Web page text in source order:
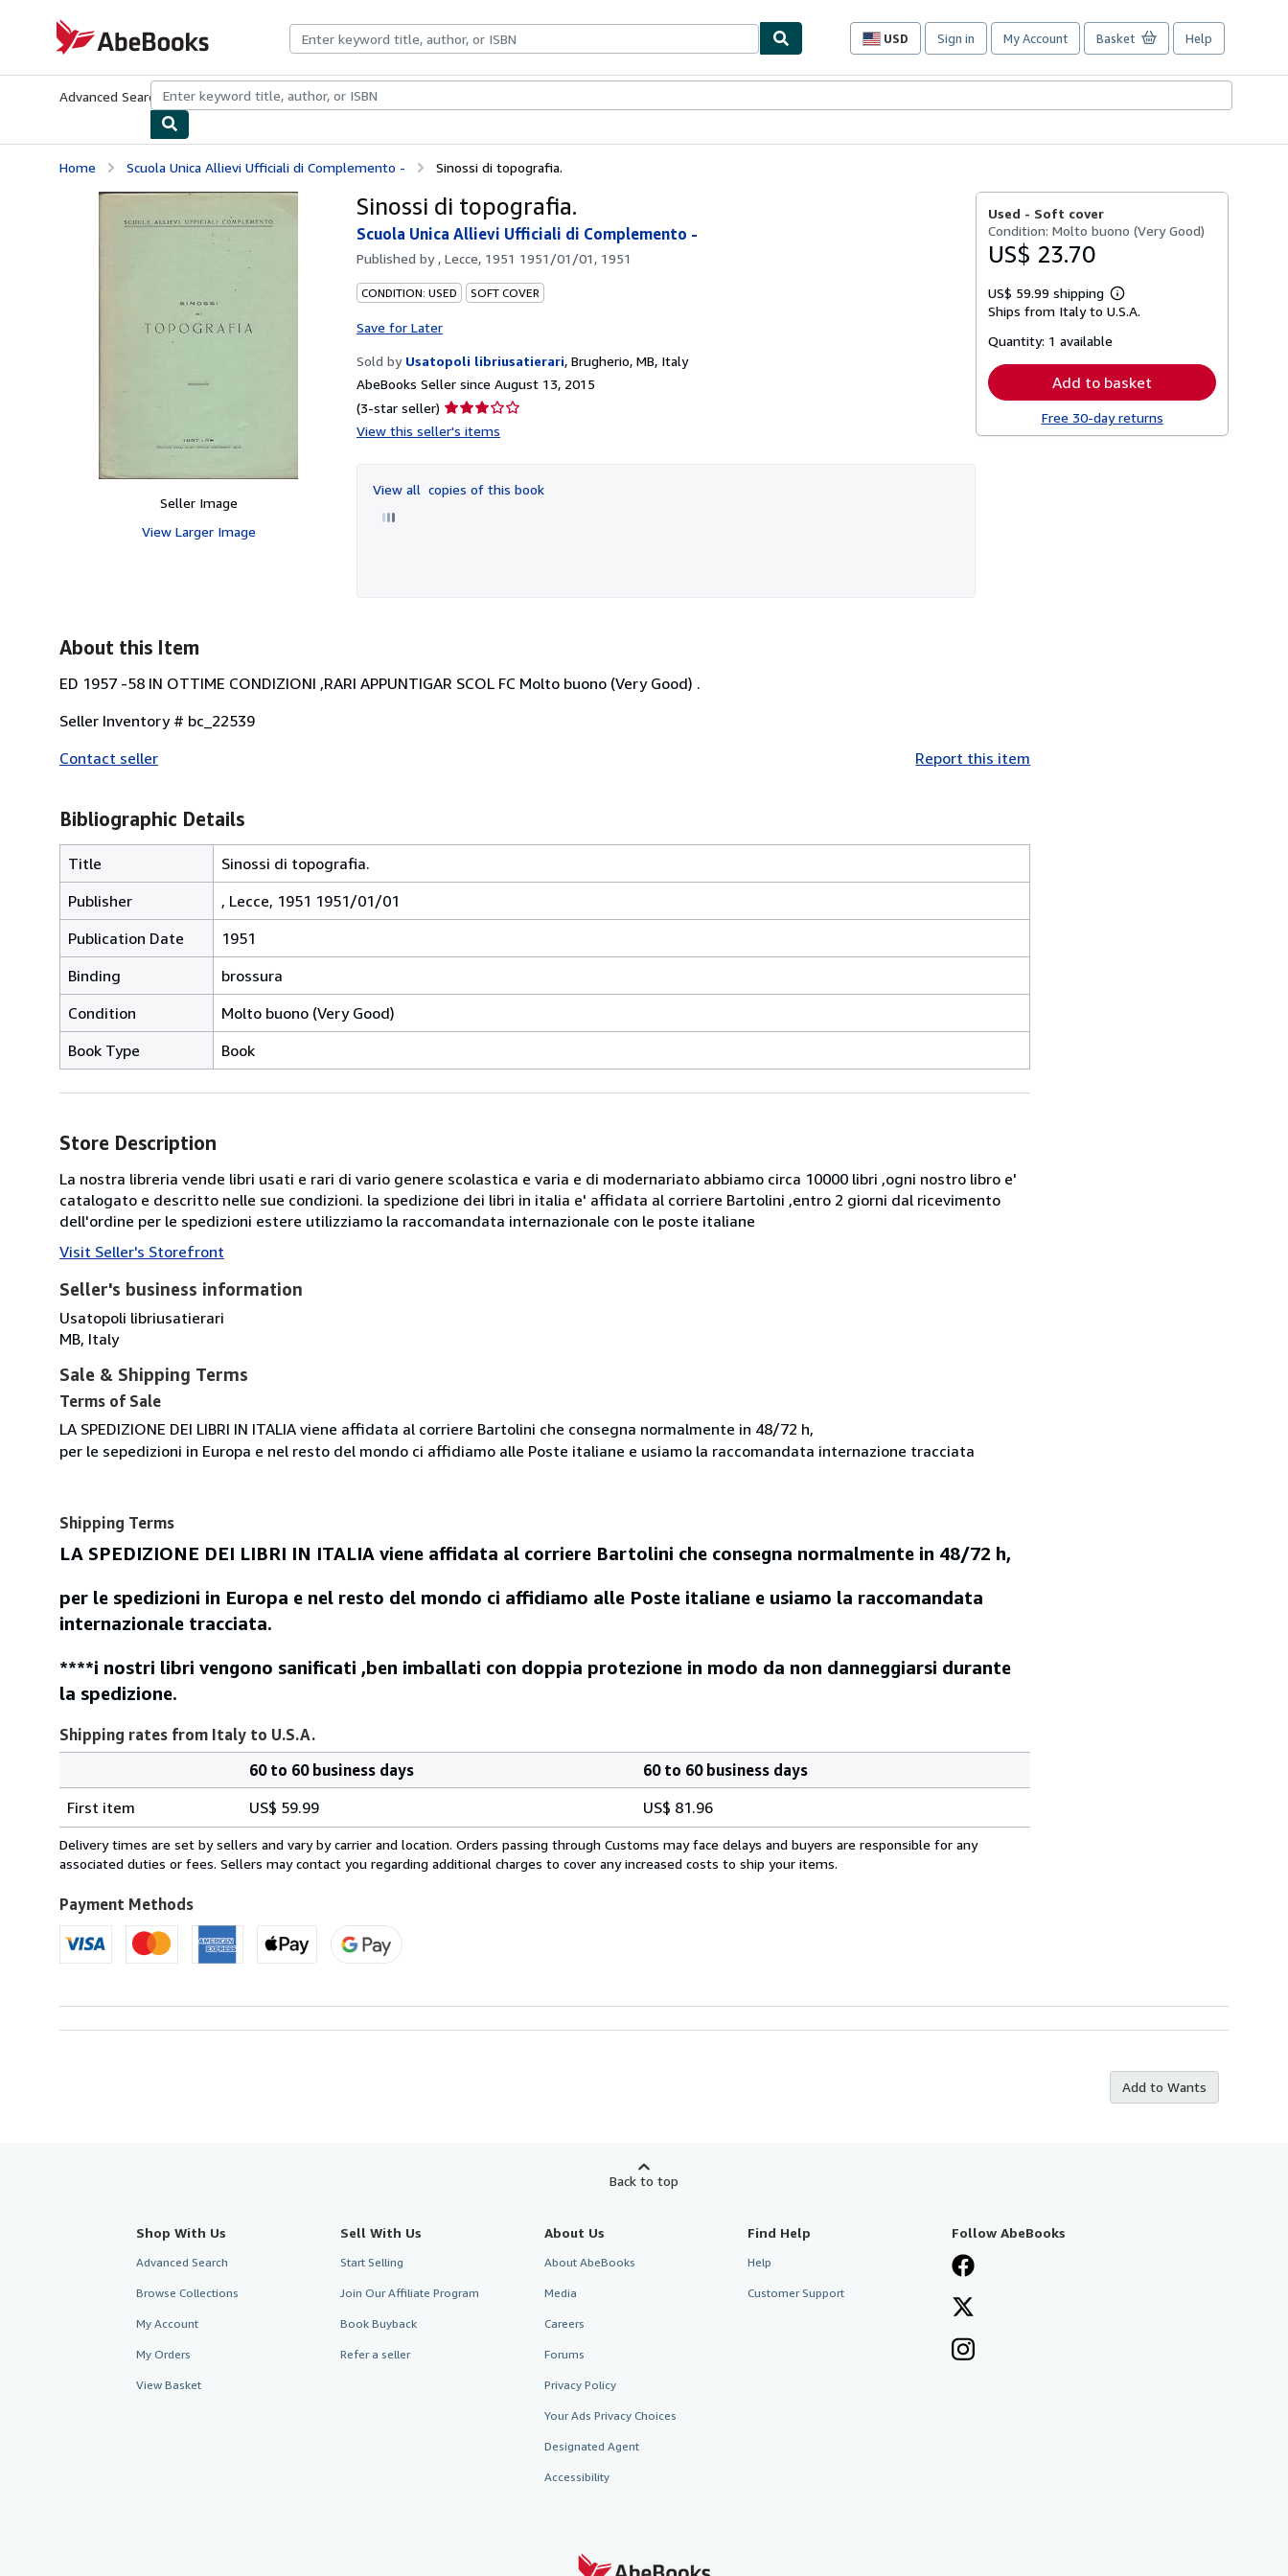
AbeBooks.com
USD
Site
preferences
Sign in My Account Basket Help
Advanced Search Browse CollectionsRare BooksArt & Collectibles
Home Scuola Unica Allievi Ufficiali di Complemento - Sinossi di topografia.
Seller Image
View Larger Image
Sinossi di topografia.
Scuola Unica Allievi Ufficiali di Complemento -
Published by , Lecce, 1951 1951/01/01, 1951
CONDITION: USED SOFT COVER
Save for Later
Sold by Usatopoli libriusatierari, Brugherio, MB, Italy
AbeBooks Seller since August 13, 2015
(3-star seller) Seller
rating
of
5
View this seller's items
View all copies of this book
Used - Soft cover
Condition: Molto buono (Very Good)
US$ 23.70
US$ 59.99 shipping
Learn
more
Ships from Italy to U.S.A.
Quantity: 1 available
Add to basket
Free 30-day returns
About this Item
ED 1957 -58 IN OTTIME CONDIZIONI ,RARI APPUNTIGAR SCOL FC Molto buono (Very Good) .
Seller Inventory # bc_22539
Contact seller
Report this item
Bibliographic Details
Title
Sinossi di topografia.
Publisher
, Lecce, 1951 1951/01/01
Publication Date
1951
Binding
brossura
Condition
Molto buono (Very Good)
Book Type
Book
Store Description
La nostra libreria vende libri usati e rari di vario genere scolastica e varia e di modernariato abbiamo circa 10000 libri ,ogni nostro libro e'
catalogato e descritto nelle sue condizioni. la spedizione dei libri in italia e' affidata al corriere Bartolini ,entro 2 giorni dal ricevimento
dell'ordine per le spedizioni estere utilizziamo la raccomandata internazionale con le poste italiane
Visit Seller's Storefront
Seller's business information
Usatopoli libriusatierari
MB, Italy
Sale & Shipping Terms
Terms of Sale
LA SPEDIZIONE DEI LIBRI IN ITALIA viene affidata al corriere Bartolini che consegna normalmente in 48/72 h,
per le sepedizioni in Europa e nel resto del mondo ci affidiamo alle Poste italiane e usiamo la raccomandata internazione tracciata
Shipping Terms
LA SPEDIZIONE DEI LIBRI IN ITALIA viene affidata al corriere Bartolini che consegna normalmente in 48/72 h,
per le spedizioni in Europa e nel resto del mondo ci affidiamo alle Poste italiane e usiamo la raccomandata
internazionale tracciata.
****i nostri libri vengono sanificati ,ben imballati con doppia protezione in modo da non danneggiarsi durante
la spedizione.
Shipping rates from Italy to U.S.A.
rates
from
Italy
U.S.A.
60 to 60 business days
60 to 60 business days
First item
US$ 59.99 US$ 81.96
Delivery times are set by sellers and vary by carrier and location. Orders passing through Customs may face delays and buyers are responsible for any
associated duties or fees. Sellers may contact you regarding additional charges to cover any increased costs to ship your items.
Payment Methods
Add to Wants
Back to top
Shop With Us
Advanced Search
Browse Collections
My Account
My Orders
View Basket
Sell With Us
Start Selling
Join Our Affiliate Program
Book Buyback
Refer a seller
About Us
About AbeBooks
Media
Careers
Forums
Privacy Policy
Your Ads Privacy Choices
Designated Agent
Accessibility
Find Help
Help
Customer Support
Follow AbeBooks